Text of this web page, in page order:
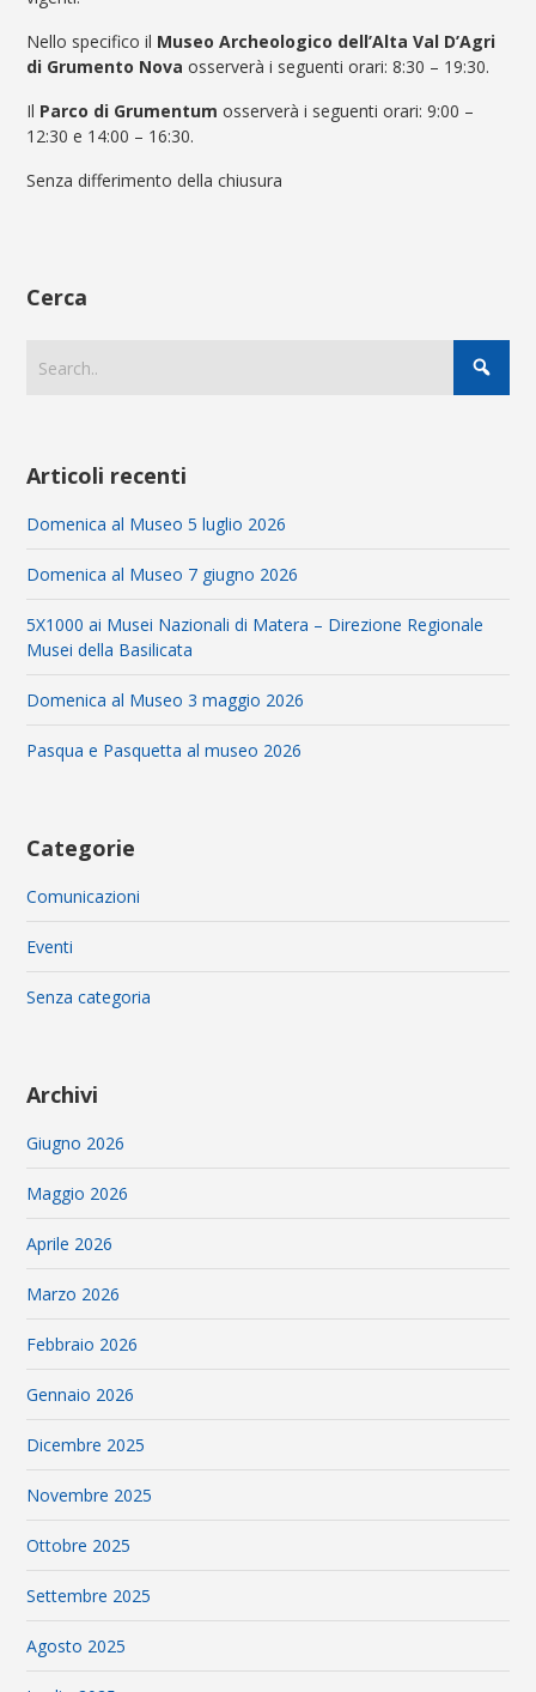
Nello specifico il Museo Archeologico dell’Alta Val D’Agri
di Grumento Nova osserverà i seguenti orari: 8:30 – 19:30.
Il Parco di Grumentum osserverà i seguenti orari:9:00 –
12:30 e 14:00 – 16:30.
Senza differimento della chiusura
Cerca
Articoli recenti
Domenica al Museo 5 luglio 2026
Domenica al Museo 7 giugno 2026
5X1000 ai Musei Nazionali di Matera – Direzione Regionale
Musei della Basilicata
Domenica al Museo 3 maggio 2026
Pasqua e Pasquetta al museo 2026
Categorie
Comunicazioni
Eventi
Senza categoria
Archivi
Giugno 2026
Maggio 2026
Aprile 2026
Marzo 2026
Febbraio 2026
Gennaio 2026
Dicembre 2025
Novembre 2025
Ottobre 2025
Settembre 2025
Agosto 2025